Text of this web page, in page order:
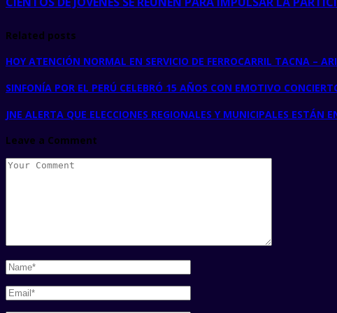
Related posts
HOY ATENCIÓN NORMAL EN SERVICIO DE FERROCARRIL TACNA –
SINFONÍA POR EL PERÚ CELEBRÓ 15 AÑOS CON EMOTIVO
JNE ALERTA QUE ELECCIONES REGIONALES Y MUNICIPALES ESTÁN
Leave a Comment